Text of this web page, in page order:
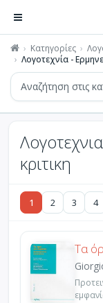
Κατηγορίες
Λογοτεχνία -
κριτικη
1 2 3 4
Τα